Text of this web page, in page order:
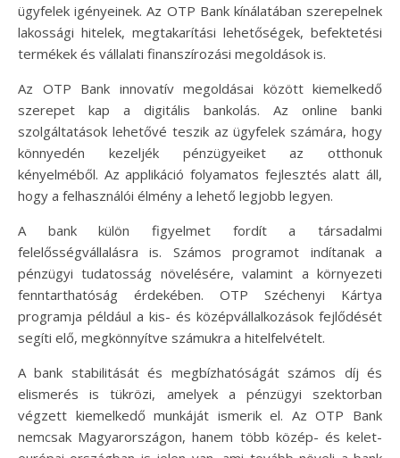
ügyfelek igényeinek. Az OTP Bank kínálatában szerepelnek
lakossági hitelek, megtakarítási lehetőségek, befektetési
termékek és vállalati finanszírozási megoldások is.
Az OTP Bank innovatív megoldásai között kiemelkedő
szerepet kap a digitális bankolás. Az online banki
szolgáltatások lehetővé teszik az ügyfelek számára, hogy
könnyedén kezeljék pénzügyeiket az otthonuk
kényelméből. Az applikáció folyamatos fejlesztés alatt áll,
hogy a felhasználói élmény a lehető legjobb legyen.
A bank külön figyelmet fordít a társadalmi
felelősségvállalásra is. Számos programot indítanak a
pénzügyi tudatosság növelésére, valamint a környezeti
fenntarthatóság érdekében. OTP Széchenyi Kártya
programja például a kis- és középvállalkozások fejlődését
segíti elő, megkönnyítve számukra a hitelfelvételt.
A bank stabilitását és megbízhatóságát számos díj és
elismerés is tükrözi, amelyek a pénzügyi szektorban
végzett kiemelkedő munkáját ismerik el. Az OTP Bank
nemcsak Magyarországon, hanem több közép- és kelet-